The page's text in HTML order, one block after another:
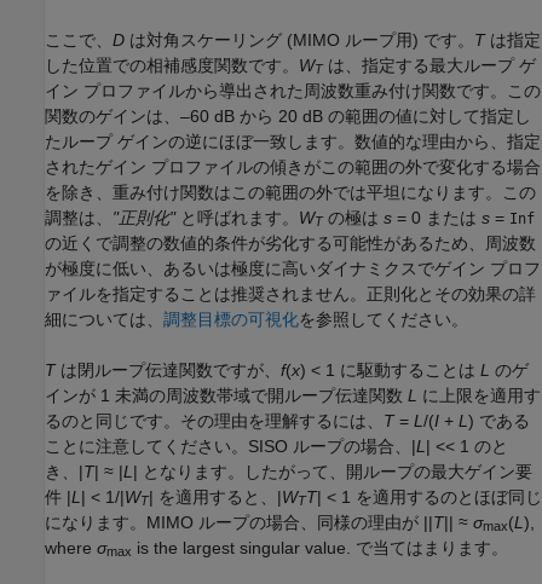
ここで、 D は対角スケーリング (MIMO ループ用) です。 Tは指定
した位置での相補感度関数です。 WTは、指定する最大ループ ゲ
イン プロファイルから導出された周波数重み付け関数です。この
関数のゲインは、–60 dB から 20 dB の範囲の値に対して指定し
たループ ゲインの逆にほぼ一致します。数値的な理由から、指定
されたゲイン プロファイルの傾きがこの範囲の外で変化する場合
を除き、重み付け関数はこの範囲の外では平坦になります。この
調整は、 "正則化"と呼ばれます。 WTの極は s = 0 または s = Inf
の近くで調整の数値的条件が劣化する可能性があるため、周波数
が極度に低い、あるいは極度に高いダイナミクスでゲイン プロフ
ァイルを指定することは推奨されません。正則化とその効果の詳
細については、 調整目標の可視化を参照してください。
Tは閉ループ伝達関数ですが、 f(x) < 1 に駆動することは L のゲ
インが 1 未満の周波数帯域で開ループ伝達関数 L に上限を適用す
るのと同じです。その理由を理解するには、 T= L /(I + L ) である
ことに注意してください。SISO ループの場合、 |L | << 1 のと
き、 |T| ≈ |L | となります。したがって、開ループの最大ゲイン要
件 |L | < 1/|WT| を適用すると、 |WTT| < 1 を適用するのとほぼ同じ
になります。MIMO ループの場合、同様の理由が ||T|| ≈ σmax(L ),
where σmax is the largest singular value. で当てはまります。